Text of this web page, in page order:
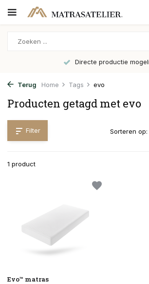
Directe productie
Terug Home Tags evo
Producten getagd met evo
Filter
1 product
Sorteren op:
Evo™ matras